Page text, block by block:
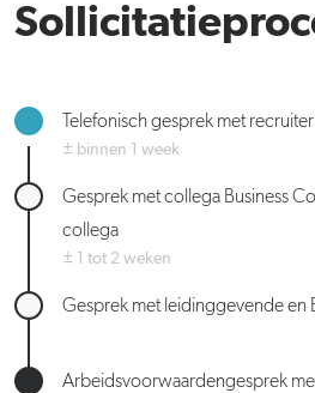
Telefonisch gesprek met recruiter
± binnen 1 week
Gesprek met collega Business
collega
± 1 tot 2 weken
Gesprek met leidinggevende en
Arbeidsvoorwaardengesprek